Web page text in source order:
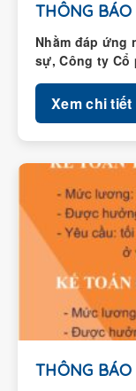
Nhằm đáp
sự, Công ty Cổ
Xem chi tiết
Để đáp ứng